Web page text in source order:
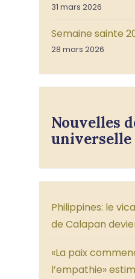
31 mars 2026
Semaine sainte
28 mars 2026
Nouvelles
universelle
Philippines: le
de Calapan
«La paix
l’empathie»